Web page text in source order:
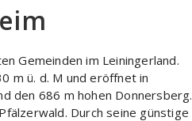
Gemeinden im Leiningerland.
m ü. d. M und eröffnet in
den 686 m hohen Donnersberg.
Durch seine günstige